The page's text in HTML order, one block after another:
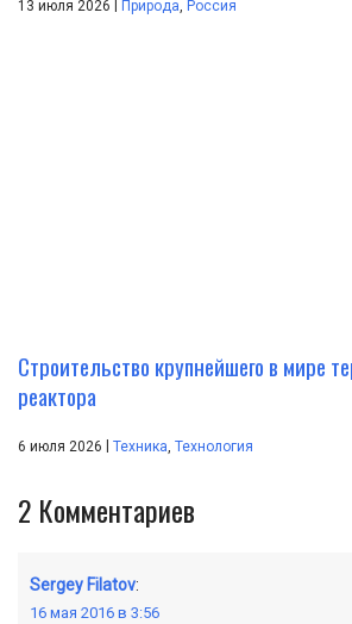
13 июля 2026 Природа Россия
Строительство крупнейшего в мире
реактора
6 июля 2026 Техника, Технология
2 Комментариев
Sergey Filatov:
16 мая 2016 в 3:56